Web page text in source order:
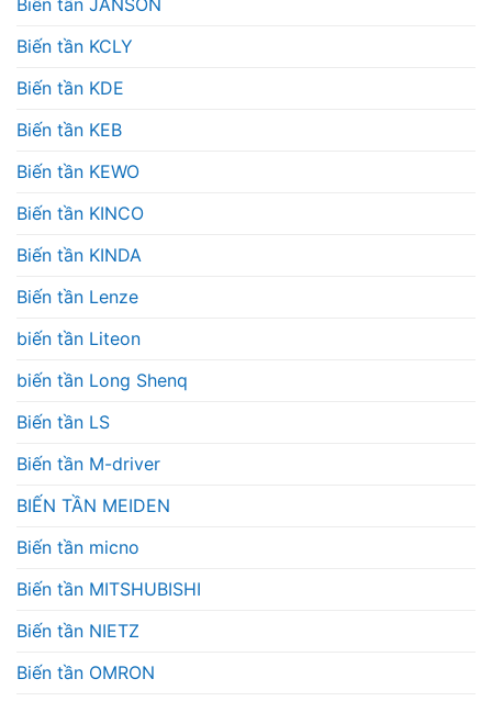
Biến tần KCLY
Biến tần KDE
Biến tần KEB
Biến tần KEWO
Biến tần KINCO
Biến tần KINDA
Biến tần Lenze
biến tần Liteon
biến tần Long Shenq
Biến tần LS
Biến tần M-driver
BIẾN TẦN MEIDEN
Biến tần micno
Biến tần MITSHUBISHI
Biến tần NIETZ
Biến tần OMRON